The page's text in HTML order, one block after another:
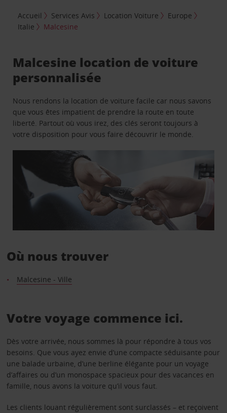
Accueil Services Avis Location Voiture
Europe
Italie
Malcesine
Malcesine location de voiture
personnalisée
Nous rendons la location de voiture facile car nous savons
que vous êtes impatient de prendre la route en toute
liberté. Partout où vous irez, des clés seront toujours à
votre disposition pour vous faire découvrir le monde.
Où nous trouver
Malcesine - Ville
Votre voyage commence ici.
Dès votre arrivée, nous sommes là pour répondre à tous vos
besoins. Que vous ayez envie d’une compacte séduisante pour
une balade urbaine, d’une berline élégante pour un voyage
d’affaires ou d’un monospace spacieux pour des vacances en
famille, nous avons la voiture qu’il vous faut.
Les clients louant régulièrement sont surclassés – et reçoivent